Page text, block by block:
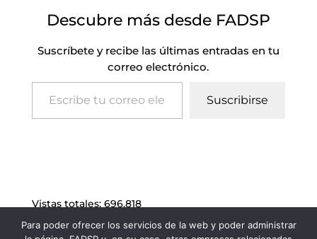
Descubre más desde FADSP
Suscríbete y recibe las últimas entradas en tu
correo electrónico.
Escribe tu correo electrónico…
Suscribirse
Vistas totales: 696.818
Para poder ofrecer los servicios de la web y poder administrar